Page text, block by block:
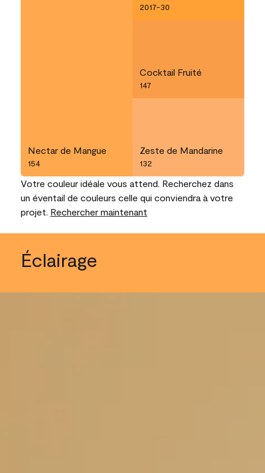
Nectar de Mangue
154
2017-30
Cocktail Fruité
147
Zeste de Mandarine
132
Votre couleur idéale vous attend. Recherchez dans
un éventail de couleurs celle qui conviendra à votre
projet. Rechercher maintenant
Éclairage